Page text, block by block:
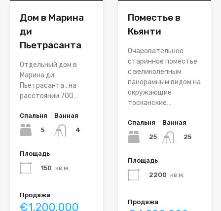
Дом в Марина
ди
Пьетрасанта
Отдельный дом в
Марина ди
Пьетрасанта , на
расстоянии 700…
Спальня
5
Ванная
4
Площадь
150 кв.м.
Продажа
€1.200.000
Поместье в
Кьянти
Очаровательное
старинное поместье
с великолепным
панорамным видом на
окружающие
тосканские…
Спальня
25
Ванная
25
Площадь
2200 кв.м.
Продажа